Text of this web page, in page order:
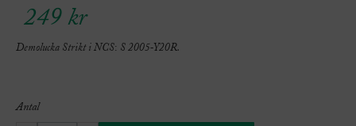
249 kr
Demolucka Strikt i NCS: S 2005-Y20R.
Antal